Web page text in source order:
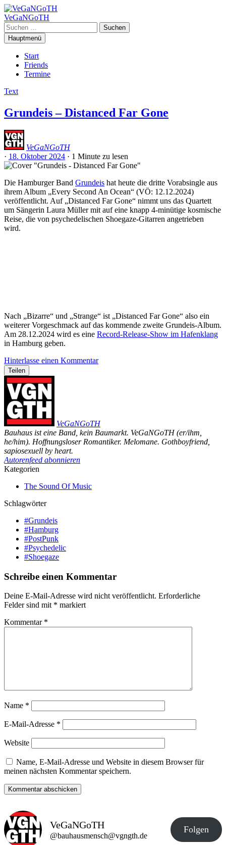
Zum
Inhalt
springen
VeGaNGoTH
Suchen
nach:
Hauptmenü
Start
Friends
Termine
Text
Grundeis – Distanced Far Gone
VeGaNGoTH
· 18. Oktober 2024 · 1 Minute zu lesen
Die Hamburger Band Grundeis hat heute die dritte Vorabsingle aus
ihrem Album „Every Second An Ocean“ (VÖ: 12.12.2024)
veröffentlicht. Auf „Distanced Far Gone“ nimmt uns das Quartett
um Sängerin Laura Müller mit auf eine knapp 4-minütige kosmische
Reise, die von psychedelischen Shoegaze-Gitarren angetrieben
wird.
Nach „Bizarre“ und „Strange“ ist „Distanced Far Gone“ also ein
weiterer Vorgeschmack auf das kommende zweite Grundeis-Album.
Am 28.12.2024 wird es eine Record-Release-Show im Hafenklang
in Hamburg geben.
Hinterlasse einen Kommentar
Teilen
VeGaNGoTH
Bauhaus ist eine Band, kein Baumarkt. VeGaNGoTH (er/ihm,
he/him). Hoffnungsloser Romantiker. Melomane. Gothboyfriend,
sapiosexuell by heart.
Autorenfeed abonnieren
Kategorien
The Sound Of Music
Schlagwörter
#Grundeis
#Hamburg
#PostPunk
#Psychedelic
#Shoegaze
Schreibe einen Kommentar
Deine E-Mail-Adresse wird nicht veröffentlicht. Erforderliche
Felder sind mit * markiert
Kommentar *
Name *
E-Mail-Adresse *
Website
Name, E-Mail-Adresse und Website in diesem Browser für
meinen nächsten Kommentar speichern.
VeGaNGoTH
@bauhausmensch@vgngth.de
Folgen